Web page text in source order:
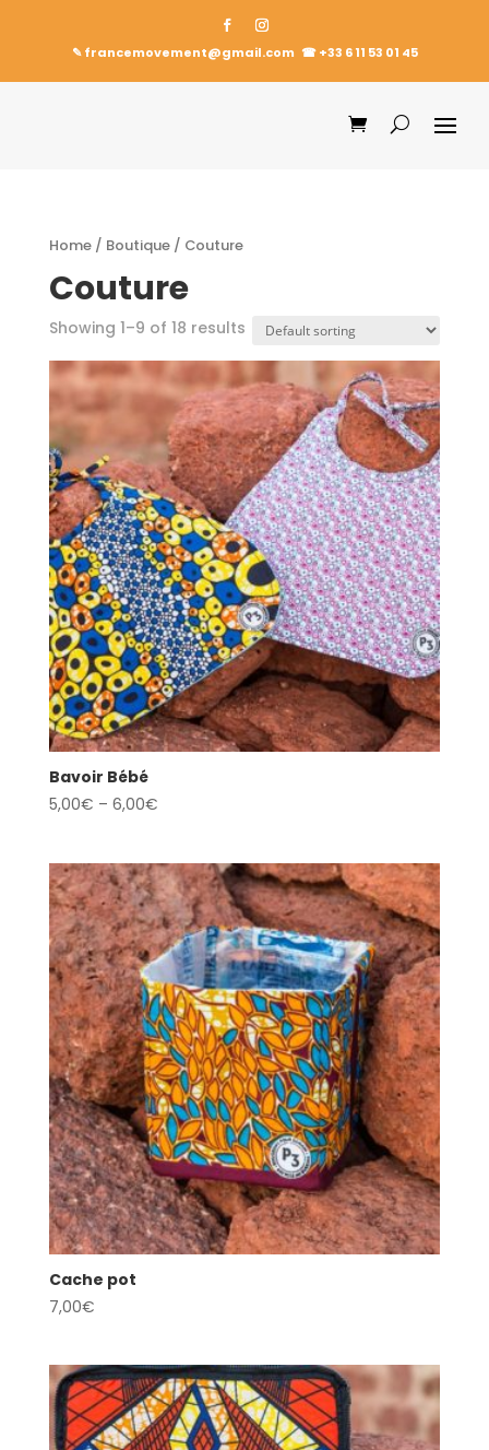
✎ francemovement@gmail.com ☎︎+33 6 11 53 01 45
Home/ Boutique/ Couture
Couture
Showing 1–9 of 18 results
Bavoir Bébé
5,00€ – 6,00€
Cache pot
7,00€